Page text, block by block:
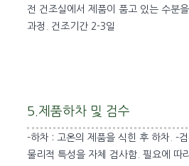
전 건조실에서 제품이 품고 있는 수분
과정. 건조기간 2-3일
5.제품하차 및 검수
-하차 : 고온의 제품을 식힌 후 하차. -
물리적 특성을 자체 검사함. 필요에 따